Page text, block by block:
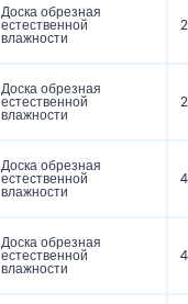
Доска обрезная
естественной
влажности
Доска обрезная
естественной
влажности
Доска обрезная
естественной
влажности
Доска обрезная
естественной
влажности